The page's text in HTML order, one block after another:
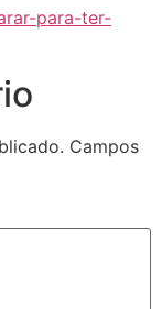
para-ter-
Campos